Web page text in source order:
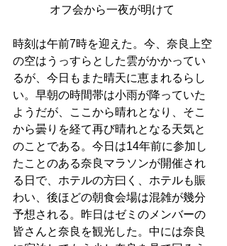
オフ会から一夜が明けて
時刻は午前7時を迎えた。今、奈良上空
の空はうっすらとした雲がかかってい
るが、今日もまた晴天に恵まれるらし
い。早朝の時間帯は小雨が降っていた
ようだが、ここから晴れとなり、そこ
から曇りを経て再び晴れとなる天気と
のことである。今日は14年前に参加し
たことのある奈良マラソンが開催され
る日で、ホテルの方曰く、ホテルも賑
わい、後ほどの朝食会場は混雑が幾分
予想される。昨日はゼミのメンバーの
皆さんと奈良を観光した。中には奈良